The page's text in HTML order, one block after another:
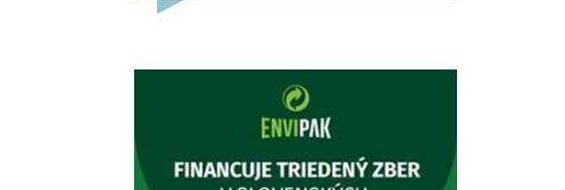
5. augusta 2026 12:38
Dovolenka - MUDr. Marián Sivoň
Ambulancia pre dospelých - MUDr.
Marián Sivoň Popudinské Močidľany
oznamuje, že od 19.8 - 28.8.2026
budeZATVORENÁ z dôvodu čerpania